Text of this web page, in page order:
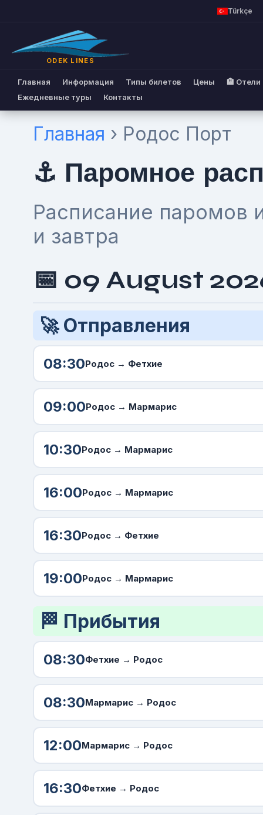
Türkçe
ODEK LINES
Главная Информация Типы билетов Цены
🏨 Отели
Ежедневные туры
Контакты
Главная › Родос Порт
⚓ Паромное
Расписание паромов
и завтра
📅 09 August
🚀 Отправления
08:30Родос→ Фетхие
09:00Родос→ Мармарис
10:30Родос→ Мармарис
16:00Родос→ Мармарис
16:30Родос→ Фетхие
19:00Родос→ Мармарис
🏁 Прибытия
08:30Фетхие → Родос
08:30Мармарис → Родос
12:00Мармарис → Родос
16:30Фетхие → Родос